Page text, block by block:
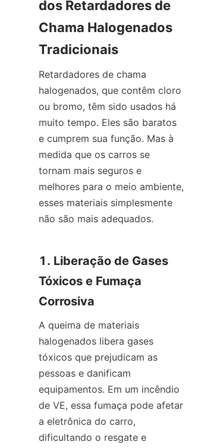
dos Retardadores de
Chama Halogenados
Tradicionais
Retardadores de chama
halogenados, que contêm cloro
ou bromo, têm sido usados há
muito tempo. Eles são baratos
e cumprem sua função. Mas à
medida que os carros se
tornam mais seguros e
melhores para o meio ambiente,
esses materiais simplesmente
não são mais adequados.
1. Liberação de Gases
Tóxicos e Fumaça
Corrosiva
A queima de materiais
halogenados libera gases
tóxicos que prejudicam as
pessoas e danificam
equipamentos. Em um incêndio
de VE, essa fumaça pode afetar
a eletrônica do carro,
dificultando o resgate e